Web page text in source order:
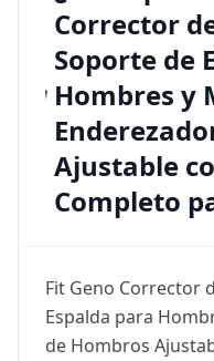
Corrector
Soporte de
Hombres y
Ajustable
Completo
Fit Geno Corrector
Espalda para
de Hombros